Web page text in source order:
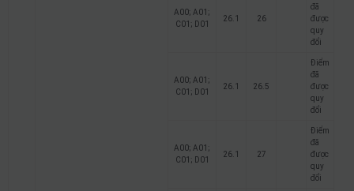
A00; A01;
C01; D01
26.1 26
đã
được
quy
đổi
A00; A01;
C01; D01
26.1 26.5
Điểm
đã
được
quy
đổi
A00; A01;
C01; D01
26.1 27
Điểm
đã
được
quy
đổi